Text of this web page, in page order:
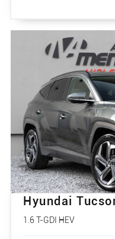
Hyundai
1.6 T-GDI HEV